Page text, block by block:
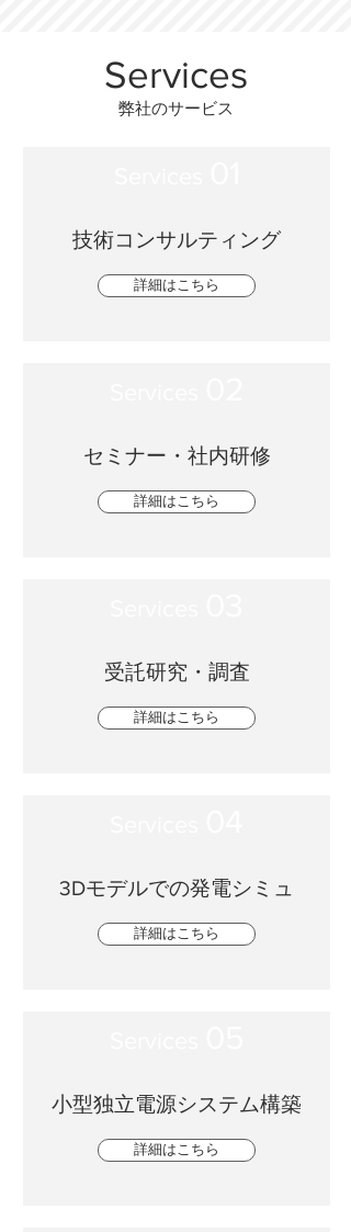
Services
弊社のサービス
技術コンサルティング
詳細はこちら
セミナー・社内研修
詳細はこちら
受託研究・調査
詳細はこちら
3Dモデルでの発電シミュ
詳細はこちら
小型独立電源システム構築
詳細はこちら